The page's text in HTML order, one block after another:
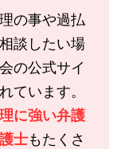
の事や過払
談したい場
の公式サイ
ています。
に強い弁護
士もたくさ